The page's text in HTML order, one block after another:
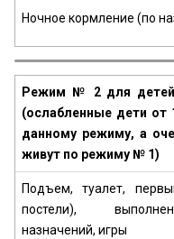
Ночное кормление (по
Режим № 2 для
(ослабленные дети
данному режиму, а
живут по режиму № 1)
Подъем, туалет,
постели),
назначений, игры